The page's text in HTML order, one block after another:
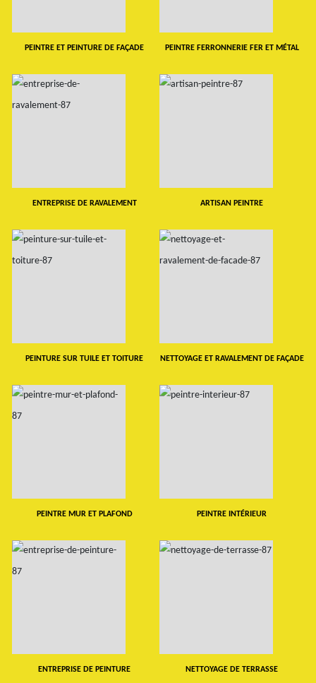
PEINTRE ET PEINTURE DE FAÇADE PEINTRE FERRONNERIE FER ET MÉTAL
ENTREPRISE DE RAVALEMENT ARTISAN PEINTRE
PEINTURE SUR TUILE ET TOITURE NETTOYAGE ET RAVALEMENT DE FAÇADE
PEINTRE MUR ET PLAFOND PEINTRE INTÉRIEUR
ENTREPRISE DE PEINTURE NETTOYAGE DE TERRASSE